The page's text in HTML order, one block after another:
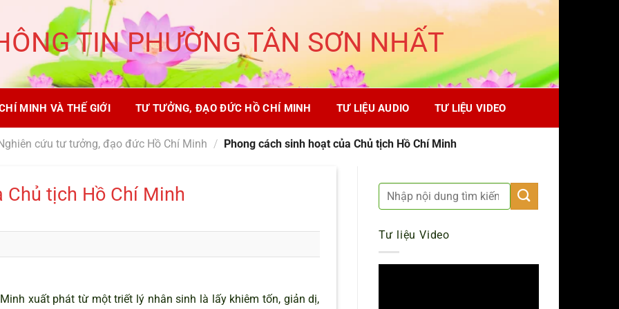
TIN PHƯỜNG TÂN SƠN NHẤT
MINH VÀ THẾ GIỚI TƯ TƯỞNG, ĐẠO ĐỨC HỒ CHÍ MINH TƯ LIỆU AUDIO TƯ LIỆU VIDEO
cứu tư tưởng, đạo đức Hồ Chí Minh / Phong cách sinh hoạt của Chủ tịch Hồ Chí Minh
Chủ tịch Hồ Chí Minh
xuất phát từ một triết lý nhân sinh là lấy khiêm tốn, giản dị,
Tư liệu Video